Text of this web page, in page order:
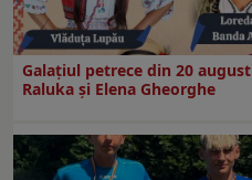
Galaţiul petrece din 20
Raluka și Elena Gheorghe